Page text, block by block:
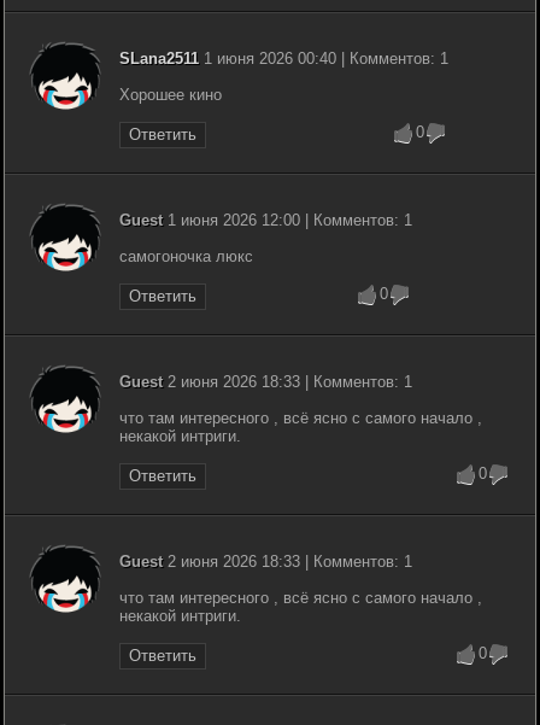
SLana2511 1 июня 2026 00:40 | Комментов: 1
Хорошее кино
Ответить 0
Guest1 июня 2026 12:00 | Комментов: 1
самогоночка люкс
Ответить 0
Guest2 июня 2026 18:33 | Комментов: 1
что там интересного , всё ясно с самого начало ,
некакой интриги.
Ответить 0
Guest2 июня 2026 18:33 | Комментов: 1
что там интересного , всё ясно с самого начало ,
некакой интриги.
Ответить 0